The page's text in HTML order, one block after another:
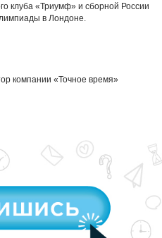
клуба «Триумф» и сборной России
в Лондоне.
компании «Точное время»